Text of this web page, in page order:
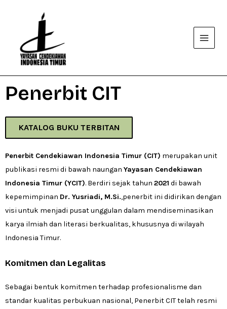
Penerbit CIT
KATALOG BUKU TERBITAN
Penerbit Cendekiawan Indonesia Timur (CIT) merupakan unit
publikasi resmi di bawah naungan Yayasan Cendekiawan
Indonesia Timur (YCIT). Berdiri sejak tahun 2021 di bawah
kepemimpinan Dr. Yusriadi, M.Si.,penerbit ini didirikan dengan
visi untuk menjadi pusat unggulan dalam mendiseminasikan
karya ilmiah dan literasi berkualitas, khususnya di wilayah
Indonesia Timur.
Komitmen dan Legalitas
Sebagai bentuk komitmen terhadap profesionalisme dan
standar kualitas perbukuan nasional, Penerbit CIT telah resmi